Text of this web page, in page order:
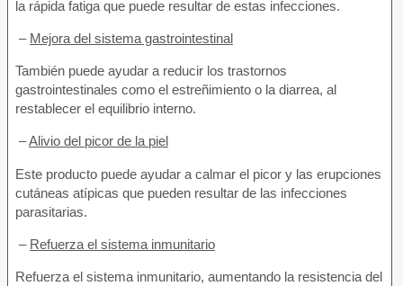
la rápida fatiga que puede resultar de estas infecciones.
– Mejora del sistema gastrointestinal
También puede ayudar a reducir los trastornos
gastrointestinales como el estreñimiento o la diarrea, al
restablecer el equilibrio interno.
–Alivio del picor de la piel
Este producto puede ayudar a calmar el picor y las erupciones
cutáneas atípicas que pueden resultar de las infecciones
parasitarias.
– Refuerza el sistema inmunitario
Refuerza el sistema inmunitario, aumentando la resistencia del